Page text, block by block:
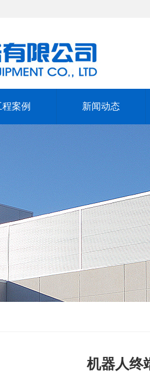
程案例 新闻动态
机器人终